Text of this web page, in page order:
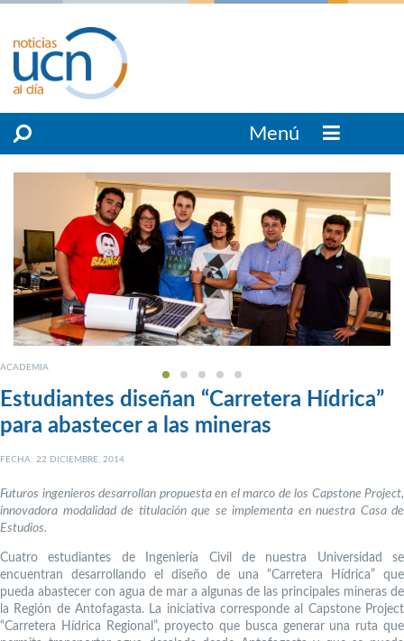
Menú
ACADEMIA
Estudiantes diseñan “Carretera Hídrica”
para abastecer a las mineras
FECHA: 22 DICIEMBRE, 2014
Futuros ingenieros desarrollan propuesta en el marco de los Capstone Project,
innovadora modalidad de titulación que se implementa en nuestra Casa de
Estudios.
Cuatro estudiantes de Ingeniería Civil de nuestra Universidad se
encuentran desarrollando el diseño de una “Carretera Hídrica” que
pueda abastecer con agua de mar a algunas de las principales mineras de
la Región de Antofagasta. La iniciativa corresponde al Capstone Project
“Carretera Hídrica Regional”, proyecto que busca generar una ruta que